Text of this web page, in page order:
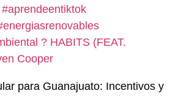
#aprendeentiktok
? HABITS (FEAT.
Cooper
para Guanajuato: Incentivos y